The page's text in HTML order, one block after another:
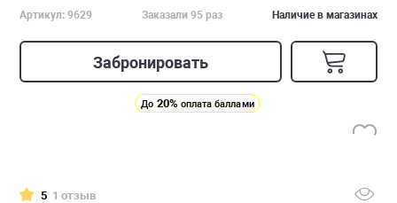
Артикул: 9629 Заказали 95 раз Наличие в магазинах
Забронировать
До 20% оплата баллами
5 1 отзыв